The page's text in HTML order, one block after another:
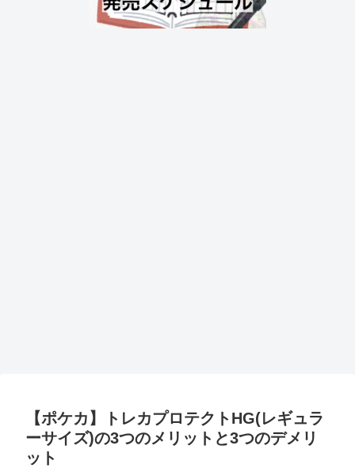
【ポケカ】トレカプロテクトHG(レギュラ
ーサイズ)の3つのメリットと3つのデメリ
ット